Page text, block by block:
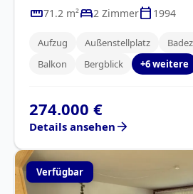
straighten71.2 m²bed2 Zimmercalendar_today 1994
Aufzug Außenstellplatz
Balkon
Bergblick +6 weitere
274.000 €
Details ansehen arrow_forward
Verfügbar